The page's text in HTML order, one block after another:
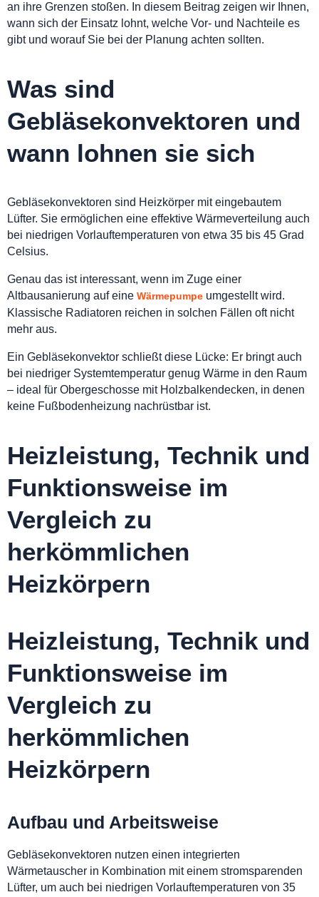
an ihre Grenzen stoßen. In diesem Beitrag zeigen wir Ihnen,
wann sich der Einsatz lohnt, welche Vor- und Nachteile es
gibt und worauf Sie bei der Planung achten sollten.
Was sind
Gebläsekonvektoren und
wann lohnen sie sich
Gebläsekonvektoren sind Heizkörper mit eingebautem
Lüfter. Sie ermöglichen eine effektive Wärmeverteilung auch
bei niedrigen Vorlauftemperaturen von etwa 35 bis 45 Grad
Celsius.
Genau das ist interessant, wenn im Zuge einer
Altbausanierung auf eine Wärmepumpe umgestellt wird.
Klassische Radiatoren reichen in solchen Fällen oft nicht
mehr aus.
Ein Gebläsekonvektor schließt diese Lücke: Er bringt auch
bei niedriger Systemtemperatur genug Wärme in den Raum
– ideal für Obergeschosse mit Holzbalkendecken, in denen
keine Fußbodenheizung nachrüstbar ist.
Heizleistung, Technik und
Funktionsweise im
Vergleich zu
herkömmlichen
Heizkörpern
Heizleistung, Technik und
Funktionsweise im
Vergleich zu
herkömmlichen
Heizkörpern
Aufbau und Arbeitsweise
Gebläsekonvektoren nutzen einen integrierten
Wärmetauscher in Kombination mit einem stromsparenden
Lüfter, um auch bei niedrigen Vorlauftemperaturen von 35